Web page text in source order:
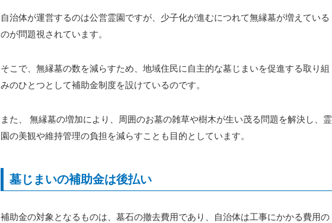
自治体が運営するのは公営霊園ですが、少子化が進むにつれて無縁墓が増えている
のが問題視されています。
そこで、無縁墓の数を減らすため、地域住民に自主的な墓じまいを促進する取り組
みのひとつとして補助金制度を設けているのです。
また、 無縁墓の増加により、周囲のお墓の雑草や樹木が生い茂る問題を解決し、霊
園の美観や維持管理の負担を減らすことも目的としています。
墓じまいの補助金は後払い
補助金の対象となるものは、墓石の撤去費用であり、自治体は工事にかかる費用の